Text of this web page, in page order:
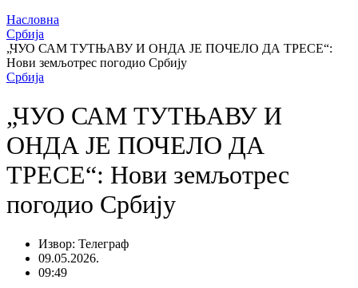
Насловна
Србија
„ЧУО САМ ТУТЊАВУ И ОНДА ЈЕ ПОЧЕЛО ДА ТРЕСЕ“:
Нови земљотрес погодио Србију
Србија
„ЧУО САМ ТУТЊАВУ И
ОНДА ЈЕ ПОЧЕЛО ДА
ТРЕСЕ“: Нови земљотрес
погодио Србију
Извор: Телеграф
09.05.2026.
09:49